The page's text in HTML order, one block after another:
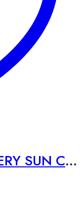
BIOME REMEDY WATERY SUN CREAM SPF50 – 50ml